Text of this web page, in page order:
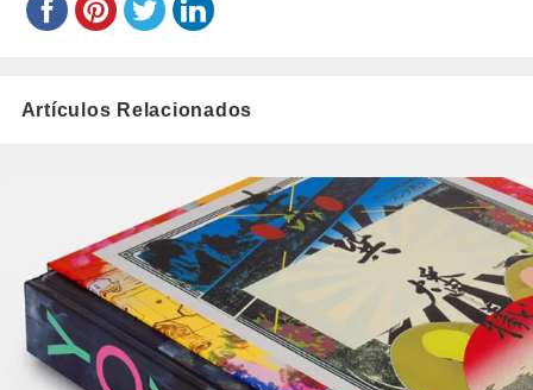
Artículos Relacionados